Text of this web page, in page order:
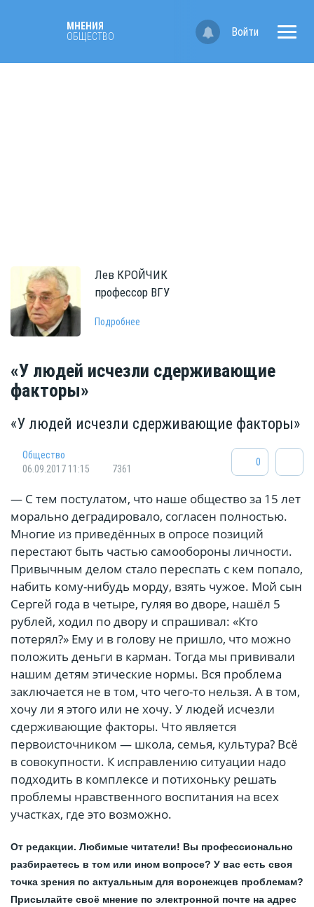
МНЕНИЯ
ОБЩЕСТВО
Войти
Лев КРОЙЧИК
профессор ВГУ
Подробнее
«У людей исчезли сдерживающие
факторы»
«У людей исчезли сдерживающие факторы»
Общество
06.09.2017 11:15
7361
0
— С тем постулатом, что наше общество за 15 лет
морально деградировало, согласен полностью.
Многие из приведённых в опросе позиций
перестают быть частью самообороны личности.
Привычным делом стало переспать с кем попало,
набить кому-нибудь морду, взять чужое. Мой сын
Сергей года в четыре, гуляя во дворе, нашёл 5
рублей, ходил по двору и спрашивал: «Кто
потерял?» Ему и в голову не пришло, что можно
положить деньги в карман. Тогда мы прививали
нашим детям этические нормы. Вся проблема
заключается не в том, что чего-то нельзя. А в том,
хочу ли я этого или не хочу. У людей исчезли
сдерживающие факторы. Что является
первоисточником — школа, семья, культура? Всё
в совокупности. К исправлению ситуации надо
подходить в комплексе и потихоньку решать
проблемы нравственного воспитания на всех
участках, где это возможно.
От редакции. Любимые читатели! Вы профессионально
разбираетесь в том или ином вопросе? У вас есть своя
точка зрения по актуальным для воронежцев проблемам?
Присылайте своё мнение по электронной почте на адрес